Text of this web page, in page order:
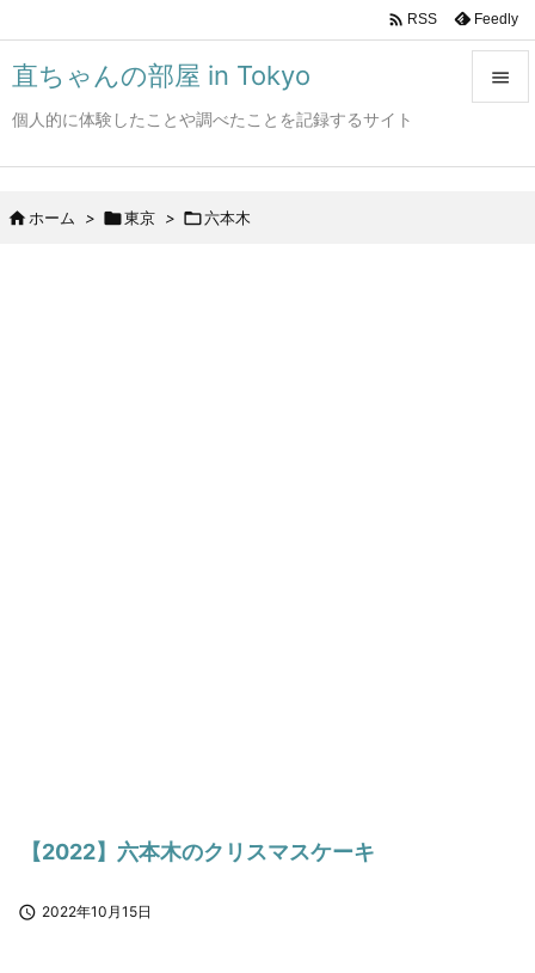
直ちゃんの部屋 in Tokyo
個人的に体験したことや調べたことを記録するサイト

 RSS Feedly
 ホーム > 東京 > 六本木
【2022】六本木のクリスマスケーキ
 2022年10月15日